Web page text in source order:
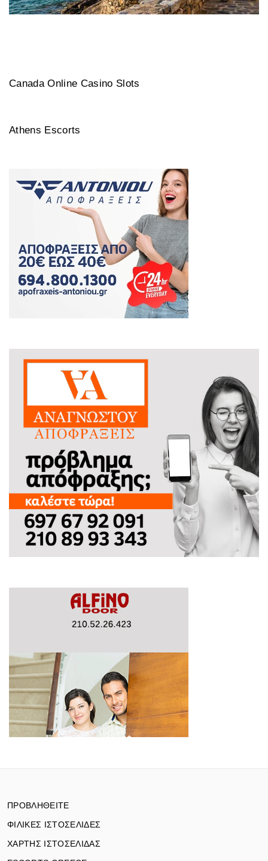
Canada Online Casino Slots
Athens Escorts
ΠΡΟΒΛΗΘΕΙΤΕ
ΦΙΛΙΚΕΣ ΙΣΤΟΣΕΛΙΔΕΣ
ΧΑΡΤΗΣ ΙΣΤΟΣΕΛΙΔΑΣ